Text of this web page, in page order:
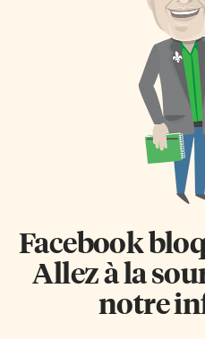
Facebook
Allez à la
notre